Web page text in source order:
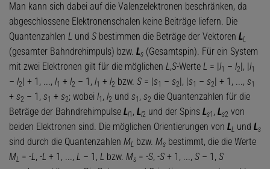
Man kann sich dabei auf die Valenzelektronen beschränken, da
abgeschlossene Elektronenschalen keine Beiträge liefern. Die
Quantenzahlen L und S bestimmen die Beträge der Vektoren LL
(gesamter Bahndrehimpuls) bzw. Ls (Gesamtspin). Für ein System
mit zwei Elektronen gilt für die möglichen L,S-Werte L = |l1 – l2|, |l1
– l2| + 1, ..., l1 + l2 – 1, l1 + l2 bzw. S = |s1 – s2|, |s1 – s2| + 1, ..., s1
+ s2 – 1, s1 + s2; wobei l1 , l2 und s1 , s2 die Quantenzahlen für die
Beträge der Bahndrehimpulse Ll1 , Ll2 und der Spins Ls1 , Ls2 von
beiden Elektronen sind. Die möglichen Orientierungen von LL und Ls
sind durch die Quantenzahlen ML bzw. Ms bestimmt, die die Werte
ML = -L, -L + 1, ..., L – 1, L bzw. Ms = -S, -S + 1, ..., S – 1, S